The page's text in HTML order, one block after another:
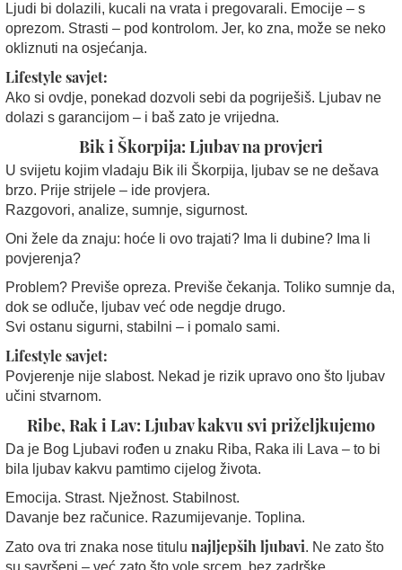
Ljudi bi dolazili, kucali na vrata i pregovarali. Emocije – s
oprezom. Strasti – pod kontrolom. Jer, ko zna, može se neko
okliznuti na osjećanja.
Lifestyle savjet:
Ako si ovdje, ponekad dozvoli sebi da pogriješiš. Ljubav ne
dolazi s garancijom – i baš zato je vrijedna.
Bik i Škorpija: Ljubav na provjeri
U svijetu kojim vladaju Bik ili Škorpija, ljubav se ne dešava
brzo. Prije strijele – ide provjera.
Razgovori, analize, sumnje, sigurnost.
Oni žele da znaju: hoće li ovo trajati? Ima li dubine? Ima li
povjerenja?
Problem? Previše opreza. Previše čekanja. Toliko sumnje da,
dok se odluče, ljubav već ode negdje drugo.
Svi ostanu sigurni, stabilni – i pomalo sami.
Lifestyle savjet:
Povjerenje nije slabost. Nekad je rizik upravo ono što ljubav
učini stvarnom.
Ribe, Rak i Lav: Ljubav kakvu svi priželjkujemo
Da je Bog Ljubavi rođen u znaku Riba, Raka ili Lava – to bi
bila ljubav kakvu pamtimo cijelog života.
Emocija. Strast. Nježnost. Stabilnost.
Davanje bez računice. Razumijevanje. Toplina.
Zato ova tri znaka nose titulu najljepših ljubavi. Ne zato što